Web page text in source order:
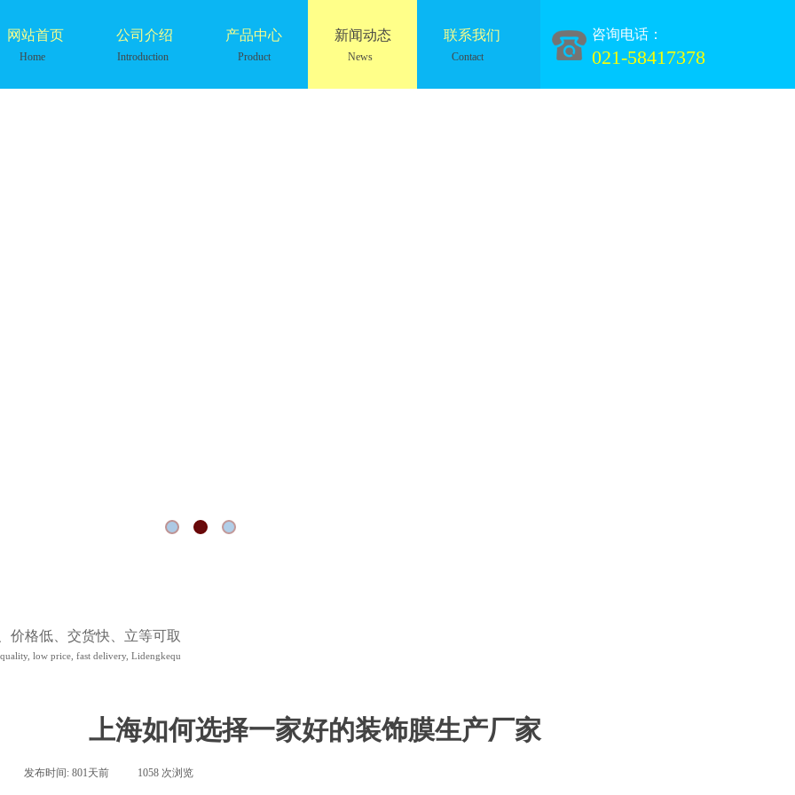
Introduction Product News
网站首页 公司介绍 产品中心 新闻动态 联系我们
Home Contact
咨询电话：
021-58417378
价格低、交货快、立等可取
low price, fast delivery, Lidengkequ
上海如何选择一家好的装饰膜生产厂家
发布时间: 801天前 1058 次浏览